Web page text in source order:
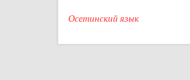
Осетинский язык